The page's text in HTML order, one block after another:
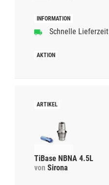
Schnelle Lieferzeit
TiBase NBNA 4.5L
von Sirona